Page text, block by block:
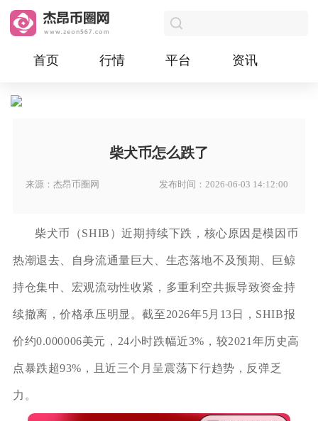
首页 行情 平台 资讯
柴犬币怎么跌了
来源：杰昂币圈网 发布时间：2026-06-03 14:12:00
柴犬币（SHIB）近期持续下跌，核心原因是模因币
热潮退去、自身流通量巨大、生态落地不及预期、巨鲸
持仓集中、宏观流动性收紧，多重利空共振导致资金持
续撤离，价格承压明显。截至2026年5月13日，SHIB报
价约0.000006美元，24小时跌幅近3%，较2021年历史高
点暴跌超93%，且近三个月呈震荡下行趋势，反弹乏
力。